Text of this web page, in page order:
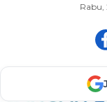
Rabu,